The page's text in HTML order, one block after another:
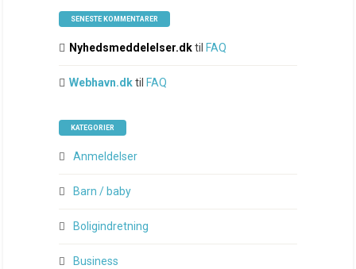
SENESTE KOMMENTARER
Nyhedsmeddelelser.dktil FAQ
Webhavn.dktil FAQ
KATEGORIER
Anmeldelser
Barn / baby
Boligindretning
Business